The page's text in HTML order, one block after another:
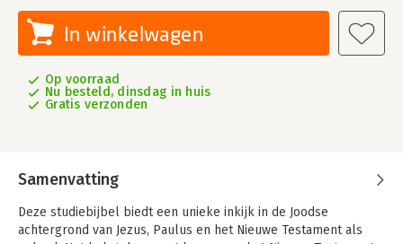
In winkelwagen
Op voorraad
Nu besteld, dinsdag in huis
Gratis verzonden
Samenvatting
Deze studiebijbel biedt een unieke inkijk in de Joodse
achtergrond van Jezus, Paulus en het Nieuwe Testament als